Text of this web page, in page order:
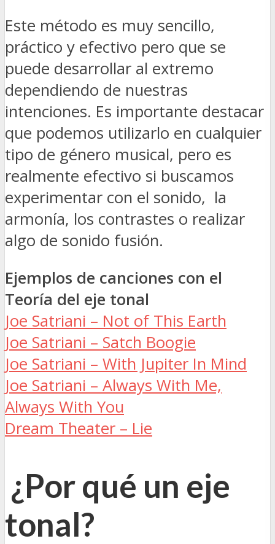
Este método es muy sencillo,
práctico y efectivo pero que se
puede desarrollar al extremo
dependiendo de nuestras
intenciones. Es importante destacar
que podemos utilizarlo en cualquier
tipo de género musical, pero es
realmente efectivo si buscamos
experimentar con el sonido, la
armonía, los contrastes o realizar
algo de sonido fusión.
Ejemplos de canciones con el
Teoría del eje tonal
Joe Satriani – Not of This Earth
Joe Satriani – Satch Boogie
Joe Satriani – With Jupiter In Mind
Joe Satriani – Always With Me,
Always With You
Dream Theater – Lie
¿Por qué un eje
tonal?